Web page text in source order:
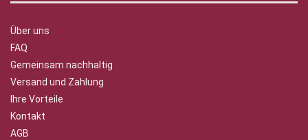
Über uns
FAQ
Gemeinsam nachhaltig
Versand und Zahlung
Ihre Vorteile
Kontakt
AGB